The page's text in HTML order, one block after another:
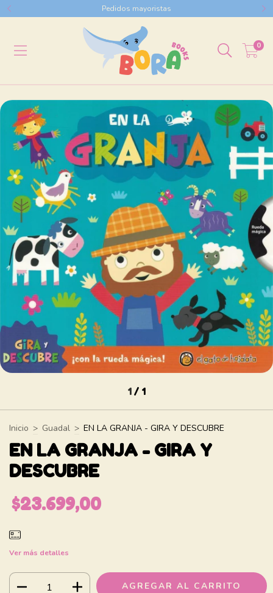
Pedidos mayoristas
0
1 / 1
Inicio > Guadal > EN LA GRANJA - GIRA Y DESCUBRE
EN LA GRANJA - GIRA Y
DESCUBRE
$23.699,00
Ver más detalles